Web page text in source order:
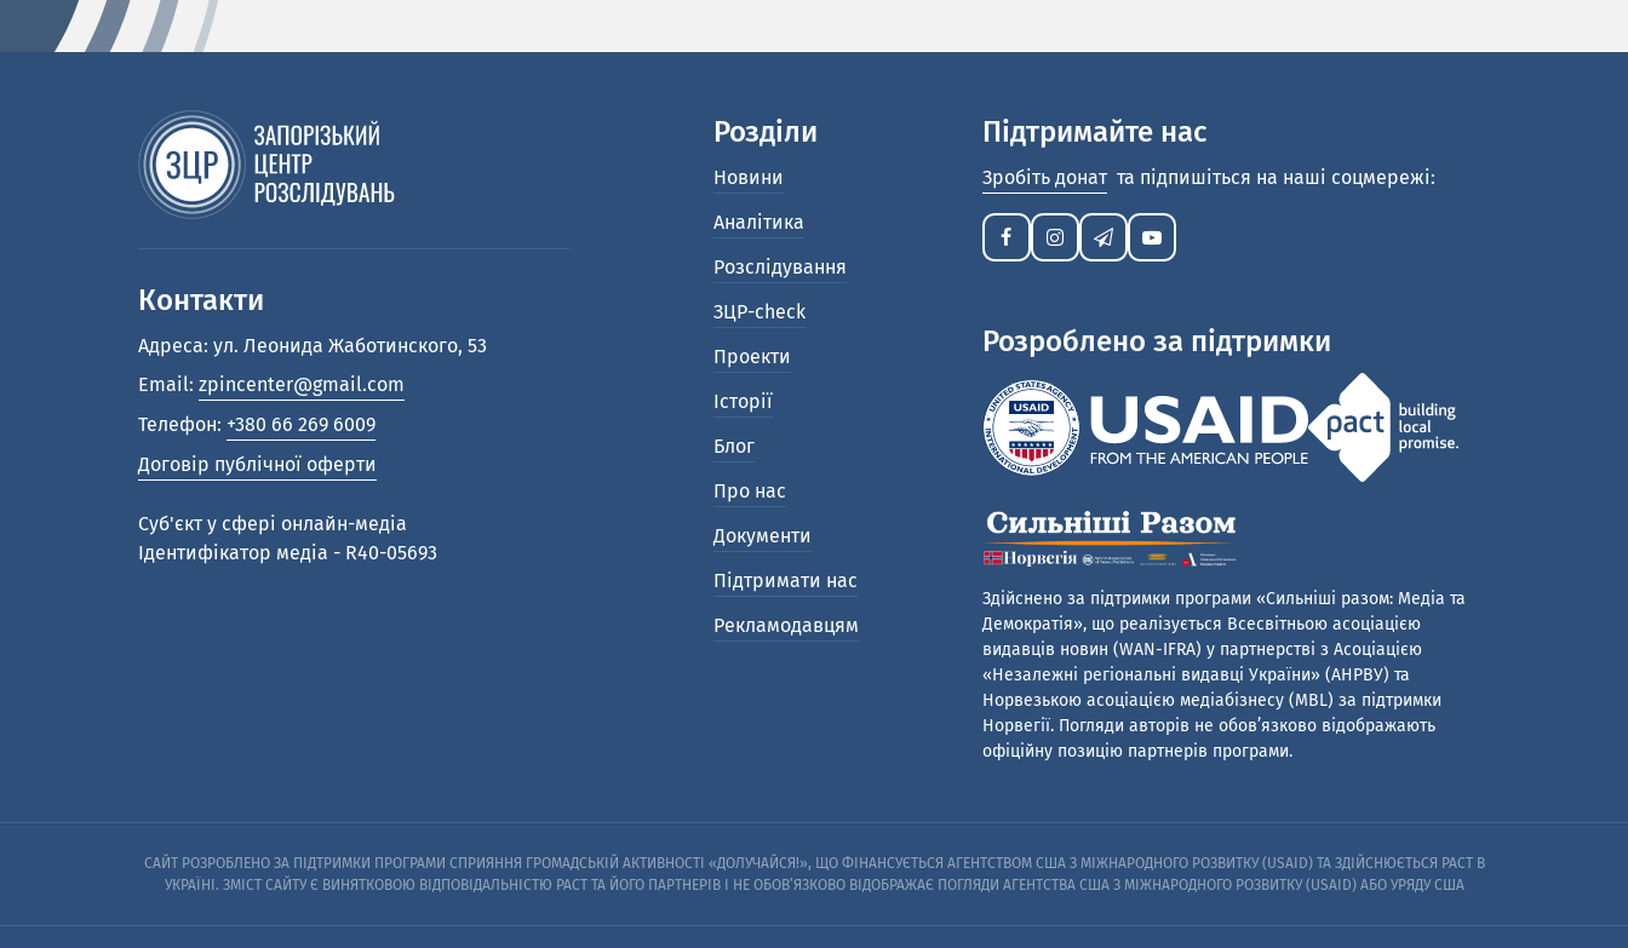
Контакти
Адреса: ул. Леонида Жаботинского, 53
Email: zpincenter@gmail.com
Телефон: +380 66 269 6009
Договір публічної оферти
Cуб'єкт у сфері онлайн-медіа
Ідентифікатор медіа - R40-05693
Розділи
Новини
Аналітика
Розслідування
ЗЦР-check
Проекти
Історії
Блог
Про нас
Документи
Підтримати нас
Рекламодавцям
Підтримайте нас
Зробіть донат та підпишіться на наші соцмережі:
Розроблено за підтримки
Здійснено за підтримки програми «Сильніші разом: Медіа та
Демократія», що реалізується Всесвітньою асоціацією
видавців новин (WAN-IFRA) у партнерстві з Асоціацією
«Незалежні регіональні видавці України» (АНРВУ) та
Норвезькою асоціацією медіабізнесу (MBL) за підтримки
Норвегії. Погляди авторів не обов’язково відображають
офіційну позицію партнерів програми.
САЙТ РОЗРОБЛЕНО ЗА ПІДТРИМКИ ПРОГРАМИ СПРИЯННЯ ГРОМАДСЬКІЙ АКТИВНОСТІ «ДОЛУЧАЙСЯ!», ЩО ФІНАНСУЄТЬСЯ АГЕНТСТВОМ США З МІЖНАРОДНОГО РОЗВИТКУ (USAID) ТА ЗДІЙСНЮЄТЬСЯ PACT В
УКРАЇНІ. ЗМІСТ САЙТУ Є ВИНЯТКОВОЮ ВІДПОВІДАЛЬНІСТЮ PACT ТА ЙОГО ПАРТНЕРІВ I НЕ ОБОВ’ЯЗКОВО ВІДОБРАЖАЄ ПОГЛЯДИ АГЕНТСТВА США З МІЖНАРОДНОГО РОЗВИТКУ (USAID) АБО УРЯДУ США